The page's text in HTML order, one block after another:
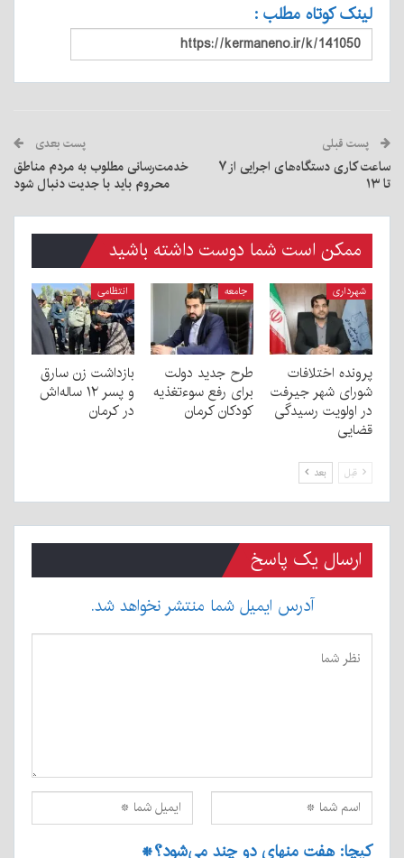
لینک کوتاه مطلب :
پست قبلی
ساعت کاری دستگاه‌های اجرایی از ۷
تا ۱۳
پست بعدی
خدمت‌رسانی مطلوب به مردم مناطق
محروم باید با جدیت دنبال شود
ممکن است شما دوست داشته باشید
شهرداری
پرونده اختلافات
شورای شهر جیرفت
در اولویت رسیدگی
قضایی
جامعه
طرح جدید دولت
برای رفع سوءتغذیه
کودکان کرمان
انتظامی
بازداشت زن سارق
و پسر ۱۲ ساله‌اش
در کرمان
قبل بعد
ارسال یک پاسخ
آدرس ایمیل شما منتشر نخواهد شد.
کپچا: هفت منهای دو چند می‌شود؟*